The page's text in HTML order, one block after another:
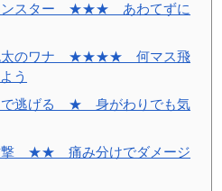
ンスター ★★★ あわてずに
太のワナ ★★★★ 何マス飛
う
で逃げる ★ 身がわりでも気
撃 ★★ 痛み分けでダメージ